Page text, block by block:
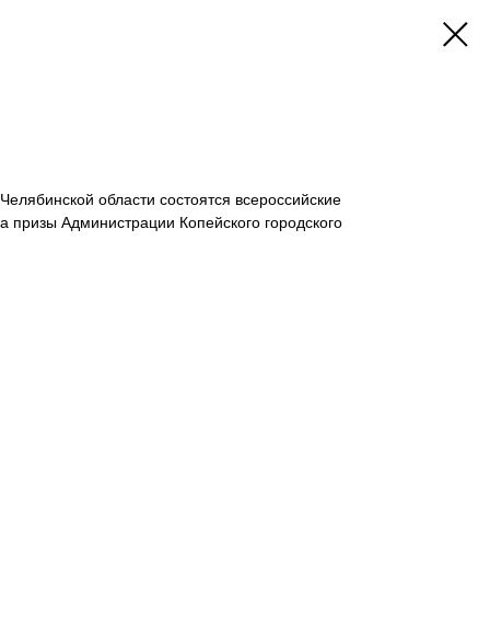
области состоятся всероссийские
призы Администрации Копейского городского